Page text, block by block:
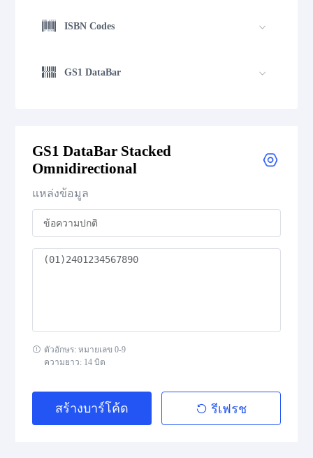
ISBN Codes
GS1 DataBar
GS1 DataBar Expanded Composite
GS1 DataBar Expanded Stacked
GS1 DataBar Expanded Stacked Composite
GS1 DataBar Limited
GS1 DataBar Omnidirectional Composite
GS1 DataBar Stacked
Omnidirectional
แหล่งข้อมูล
ตัวอักษร: หมายเลข 0-9
ความยาว: 14 บิต
สร้างบาร์โค้ด รีเฟรช